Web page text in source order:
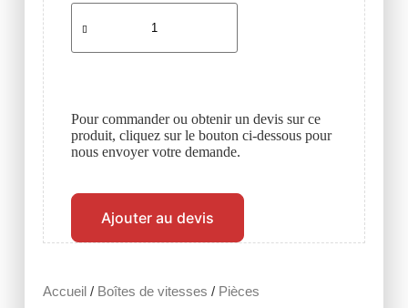
Accueil/ Boîtes de vitesses / Pièces
Pour commander ou obtenir un devis sur ce
produit, cliquez sur le bouton ci-dessous pour
nous envoyer votre demande.
Ajouter au devis